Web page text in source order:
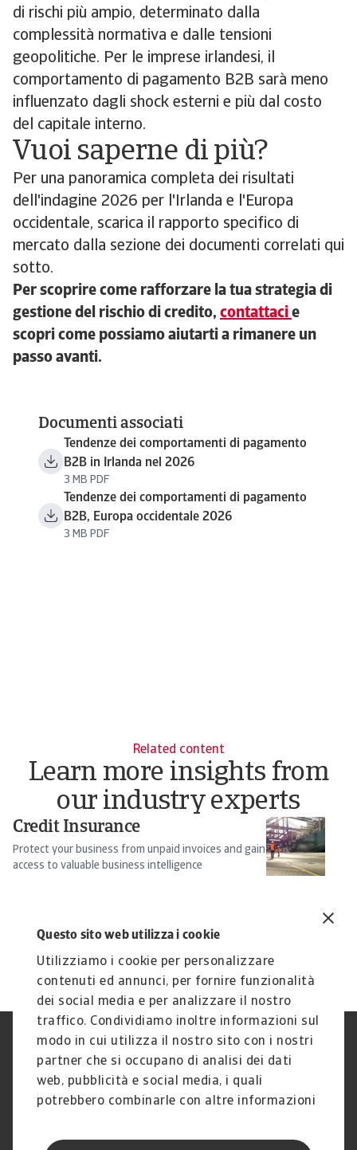
Questo sito web utilizza i cookie
Utilizziamo i cookie per personalizzare
contenuti ed annunci, per fornire funzionalità
dei social media e per analizzare il nostro
traffico. Condividiamo inoltre informazioni sul
modo in cui utilizza il nostro sito con i nostri
partner che si occupano di analisi dei dati
web, pubblicità e social media, i quali
potrebbero combinarle con altre informazioni
suo utilizzo dei loro servizi.
di rischi più ampio, determinato dalla
complessità normativa e dalle tensioni
geopolitiche. Per le imprese irlandesi, il
comportamento di pagamento B2B sarà meno
influenzato dagli shock esterni e più dal costo
del capitale interno.
Vuoi saperne di più?
Per una panoramica completa dei risultati
dell'indagine 2026 per l'Irlanda e l'Europa
occidentale, scarica il rapporto specifico di
mercato dalla sezione dei documenti correlati qui
sotto.
Per scoprire come rafforzare la tua strategia di
gestione del rischio di credito, contattaci e
scopri come possiamo aiutarti a rimanere un
passo avanti.
Documenti associati
Tendenze dei comportamenti di pagamento
B2B in Irlanda nel 2026
3 MB PDF
Tendenze dei comportamenti di pagamento
B2B, Europa occidentale 2026
3 MB PDF
Related content
Learn more insights from
our industry experts
Credit Insurance
Protect your business from unpaid invoices and gain
access to valuable business intelligence
Nota Legale
Privacy
Cookies
Phishing e Sicurezza
informatica
Disclaimer
GDPR